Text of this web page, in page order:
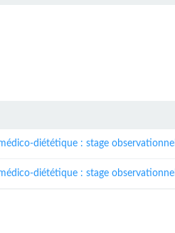
diététique : stage observationnel
diététique : stage observationnel